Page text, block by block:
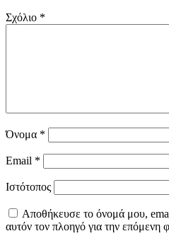
Σχόλιο *
Όνομα *
Email *
Ιστότοπος
Αποθήκευσε το όνομά μου,
αυτόν τον πλοηγό για την